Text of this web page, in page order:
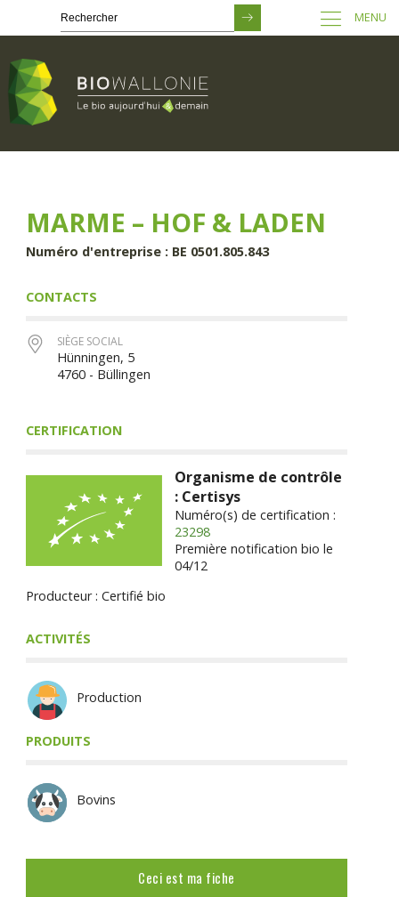
principal
MENU
MARME – HOF & LADEN
Numéro d'entreprise : BE 0501.805.843
CONTACTS
SIÈGE SOCIAL
Hünningen, 5
4760 - Büllingen
CERTIFICATION
Organisme de contrôle
: Certisys
Numéro(s) de certification :
23298
Première notification bio le
04/12
Producteur : Certifié bio
ACTIVITÉS
Production
PRODUITS
Bovins
Ceci est ma fiche